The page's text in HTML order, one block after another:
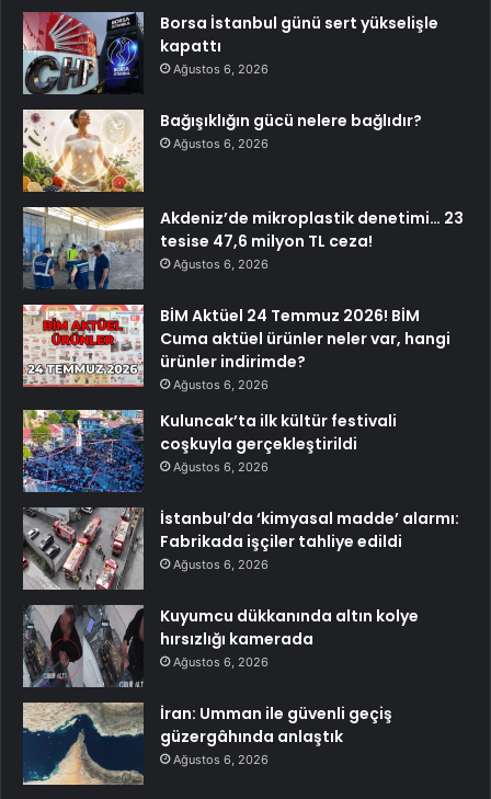
Borsa İstanbul günü sert yükselişle
kapattı
Ağustos 6, 2026
Bağışıklığın gücü nelere bağlıdır?
Ağustos 6, 2026
Akdeniz’de mikroplastik denetimi… 23
tesise 47,6 milyon TL ceza!
Ağustos 6, 2026
BİM Aktüel 24 Temmuz 2026! BİM
Cuma aktüel ürünler neler var, hangi
ürünler indirimde?
Ağustos 6, 2026
Kuluncak’ta ilk kültür festivali
coşkuyla gerçekleştirildi
Ağustos 6, 2026
İstanbul’da ‘kimyasal madde’ alarmı:
Fabrikada işçiler tahliye edildi
Ağustos 6, 2026
Kuyumcu dükkanında altın kolye
hırsızlığı kamerada
Ağustos 6, 2026
İran: Umman ile güvenli geçiş
güzergâhında anlaştık
Ağustos 6, 2026